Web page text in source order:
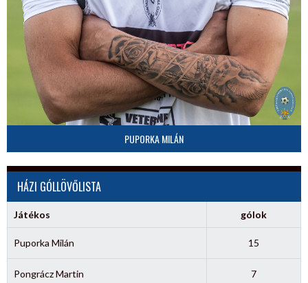
PUPORKA MILÁN
HÁZI GÓLLÖVŐLISTA
Játékos gólok
Puporka Milán 15
Pongrácz Martin 7